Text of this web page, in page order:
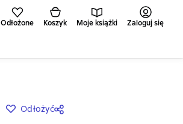
Odłożone Koszyk Moje książki Zaloguj się
Odłożyć